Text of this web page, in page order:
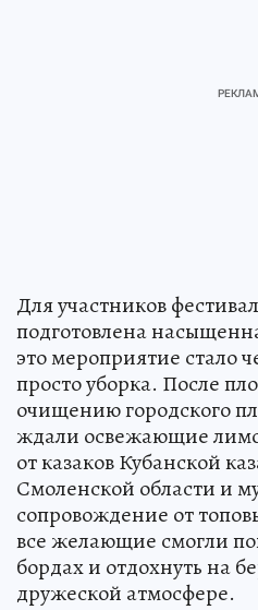
Для участников
подготовлена
это мероприятие стало
просто уборка. После
очищению городского
ждали освежающие
от казаков Кубанской
Смоленской области и
сопровождение от
все желающие смогли
бордах и отдохнуть на
дружеской атмосфере.